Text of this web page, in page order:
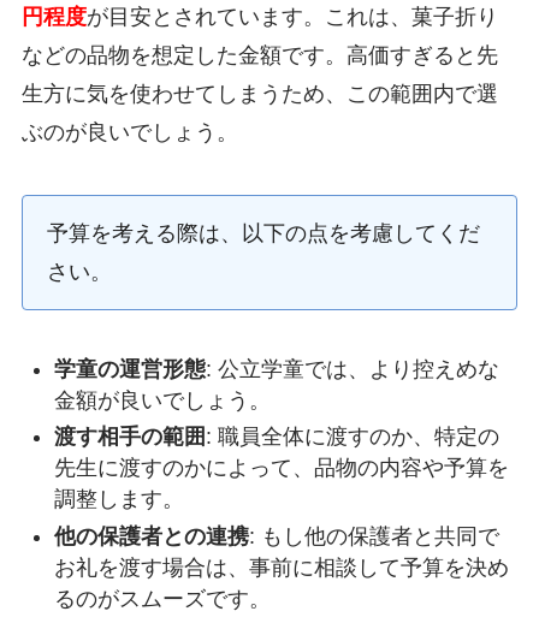
円程度が目安とされています。これは、菓子折り
などの品物を想定した金額です。高価すぎると先
生方に気を使わせてしまうため、この範囲内で選
ぶのが良いでしょう。
予算を考える際は、以下の点を考慮してくだ
さい。
学童の運営形態: 公立学童では、より控えめな
金額が良いでしょう。
渡す相手の範囲 : 職員全体に渡すのか、特定の
先生に渡すのかによって、品物の内容や予算を
調整します。
他の保護者との連携: もし他の保護者と共同で
お礼を渡す場合は、事前に相談して予算を決め
るのがスムーズです。